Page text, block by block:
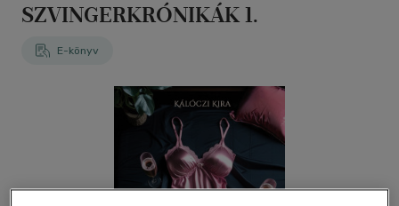
SZVINGERKRÓNIKÁK 1.
E-könyv